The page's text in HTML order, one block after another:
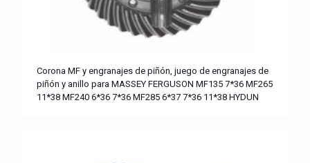
Corona MF y engranajes de piñón, juego de engranajes de
piñón y anillo para MASSEY FERGUSON MF135 7*36 MF265
11*38 MF240 6*36 7*36 MF285 6*37 7*36 11*38 HYDUN